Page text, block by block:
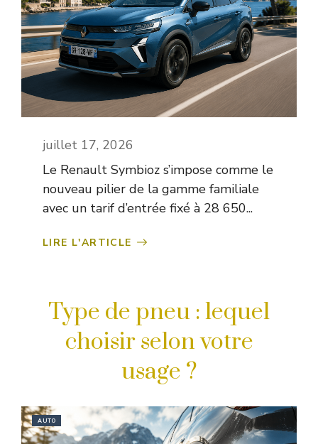
juillet 17, 2026
Le Renault Symbioz s’impose comme le
nouveau pilier de la gamme familiale
avec un tarif d’entrée fixé à 28 650...
LIRE L'ARTICLE
Type de pneu : lequel
choisir selon votre
usage ?
AUTO